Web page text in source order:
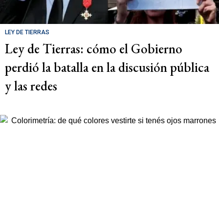
LEY DE TIERRAS
Ley de Tierras: cómo el Gobierno
perdió la batalla en la discusión pública
y las redes